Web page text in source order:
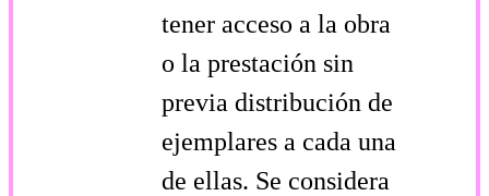
tener acceso a la obra
o la prestación sin
previa distribución de
ejemplares a cada una
de ellas. Se considera